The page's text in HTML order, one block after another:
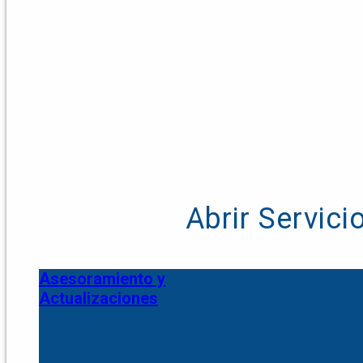
Abrir
Asesoramiento y
Actualizaciones